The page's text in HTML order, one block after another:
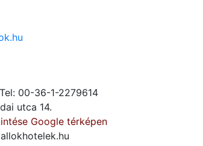
00-36-1-2279614
utca 14.
Google térképen